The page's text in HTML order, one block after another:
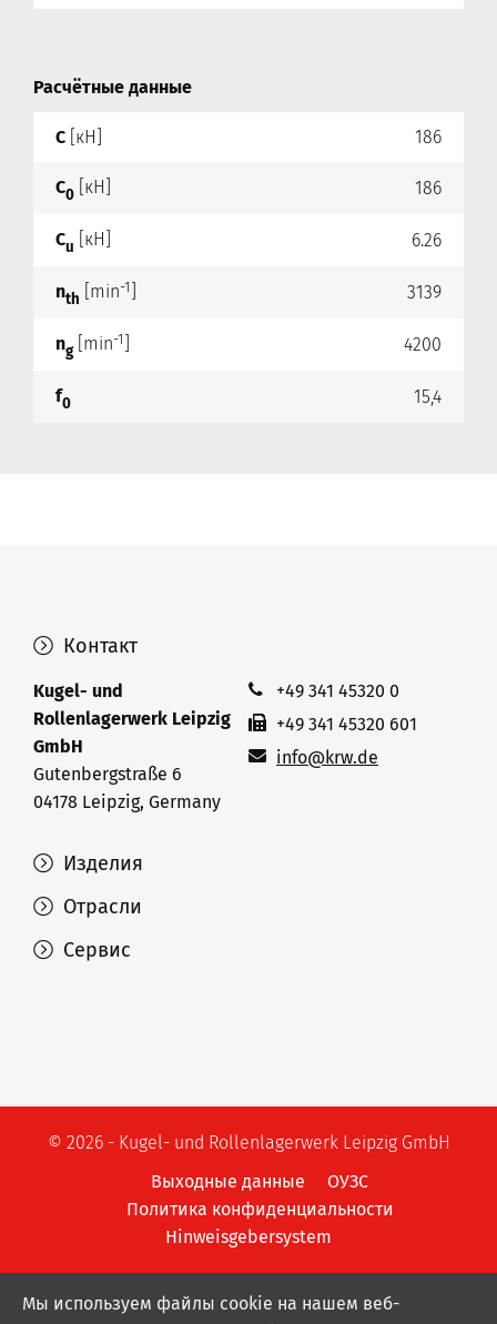
Расчётные данные
C [кН] 186
C0 [кН] 186
Cu [кН] 6.26
nth [min-1 3139
ng[min-1 4200
f0 15,4
Изделия
Отрасли
Сервис
Контакт
Kugel- und
Rollenlagerwerk Leipzig
GmbH
Gutenbergstraße 6
04178 Leipzig, Germany
+49 341 45320 0
+49 341 45320 601
info@krw.de
© 2026 - Kugel- und Rollenlagerwerk Leipzig GmbH
Выходные данные
ОУЗС
Политика конфиденциальности
Hinweisgebersystem
Мы используем файлы cookie на нашем веб-